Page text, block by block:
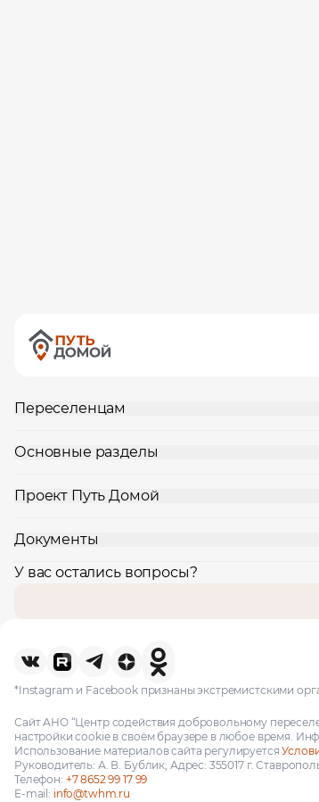
Переселенцам
Основные разделы
Проект Путь Домой
Документы
У вас остались вопросы?
*Instagram и Facebook признаны экстремистскими
Сайт АНО “Центр содействия добровольному
настройки cookie в своём браузере в любое время.
Использование материалов сайта регулируется
Руководитель: А. В. Бублик; Адрес: 355017 г.
Телефон: +7 8652 99 17 99
E-mail: info@twhm.ru